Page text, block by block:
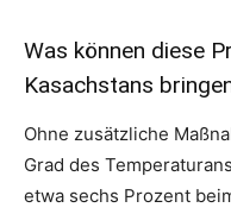
Was können diese
Kasachstans
Ohne zusätzliche
Grad des
etwa sechs Prozent